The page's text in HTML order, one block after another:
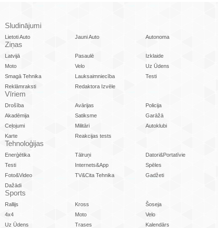
Sludinājumi
Lietoti Auto Jauni Auto Autonoma
Ziņas
Latvijā Pasaulē
Izklaide
Moto
Velo
Uz Ūdens
Smagā Tehnika
Lauksaimniecība
Testi
Reklāmraksti
Redaktora Izvēle
Vīriem
Drošība Avārijas
Policija
Akadēmija
Satiksme
Garāžā
Ceļojumi
Militāri
Autoklubi
Karte
Reakcijas tests
Tehnoloģijas
Enerģētika Tālruņi
Datori&Portatīvie
Testi
Internets&App
Spēles
Foto&Video
TV&Cita Tehnika
Gadžeti
Dažādi
Sports
Rallijs Kross
Šoseja
4x4
Moto
Velo
Uz Ūdens
Trases Kalendārs